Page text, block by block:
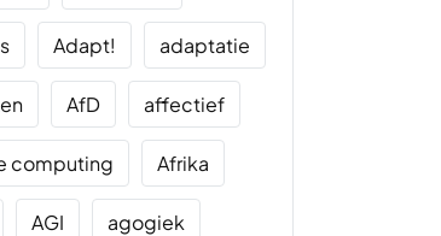
Adapt! adaptatie
AfD affectief
computing Afrika
AGI agogiek